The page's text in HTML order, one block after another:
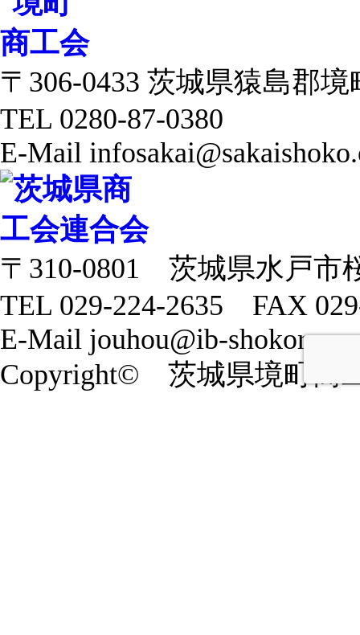
〒306-0433 茨城県猿島郡境
TEL 0280-87-0380
E-Mail
〒310-0801 茨城県水戸市
TEL 029-224-2635 FAX
E-Mail jouhou@ib-
Copyright© 茨城県境町商